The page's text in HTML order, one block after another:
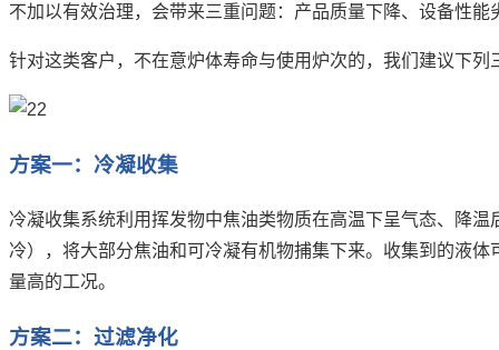
不加以有效治理，会带来三重问题：产品质量下降、设备性能
针对这类客户，不在意炉体寿命与使用炉次的，我们建议下列
方案一：冷凝收集
冷凝收集系统利用挥发物中焦油类物质在高温下呈气态、降
冷），将大部分焦油和可冷凝有机物捕集下来。收集到的液
量高的工况。
方案二：过滤净化